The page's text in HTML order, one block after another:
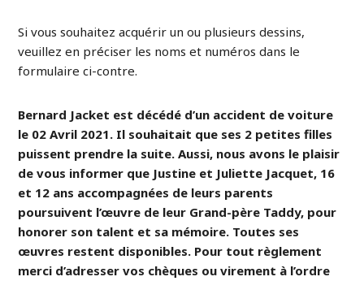
Si vous souhaitez acquérir un ou plusieurs dessins,
veuillez en préciser les noms et numéros dans le
formulaire ci-contre.
Bernard Jacket est décédé d’un accident de voiture
le 02 Avril 2021. Il souhaitait que ses 2 petites filles
puissent prendre la suite. Aussi, nous avons le plaisir
de vous informer que Justine et Juliette Jacquet, 16
et 12 ans accompagnées de leurs parents
poursuivent l’œuvre de leur Grand-père Taddy, pour
honorer son talent et sa mémoire. Toutes ses
œuvres restent disponibles. Pour tout règlement
merci d’adresser vos chèques ou virement à l’ordre